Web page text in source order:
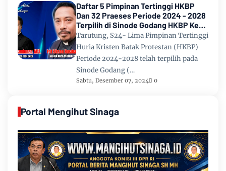
Daftar 5 Pimpinan Tertinggi HKBP
Dan 32 Praeses Periode 2024 - 2028
Terpilih di Sinode Godang HKBP Ke
67 Tahun 2024
Tarutung, S24- Lima Pimpinan Tertinggi
Huria Kristen Batak Protestan (HKBP)
Periode 2024-2028 telah terpilih pada
Sinode Godang (…
Sabtu, Desember 07, 2024 0
Portal Mengihut Sinaga